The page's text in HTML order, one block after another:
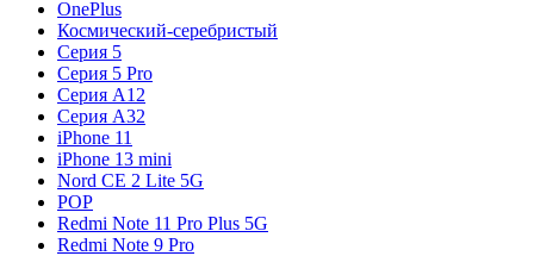
OnePlus
Космический-серебристый
Серия 5
Серия 5 Pro
Серия A12
Серия A32
iPhone 11
iPhone 13 mini
Nord CE 2 Lite 5G
POP
Redmi Note 11 Pro Plus 5G
Redmi Note 9 Pro